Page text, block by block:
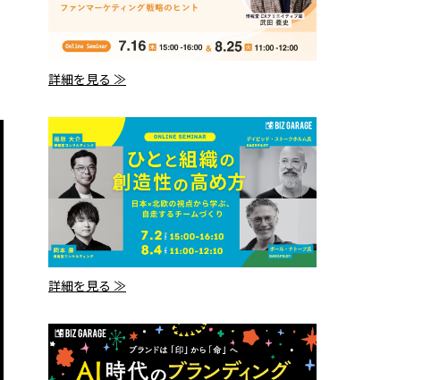
詳細を見る ≫
詳細を見る ≫